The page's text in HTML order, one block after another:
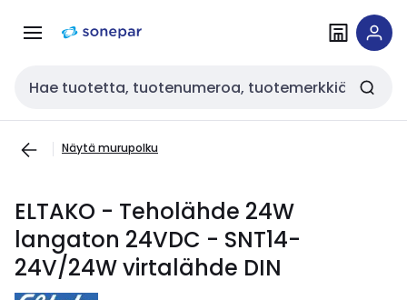
navigointiinsisältöön
Haku
Näytä murupolku
ELTAKO - Teholähde 24W
langaton 24VDC - SNT14-
24V/24W virtalähde DIN